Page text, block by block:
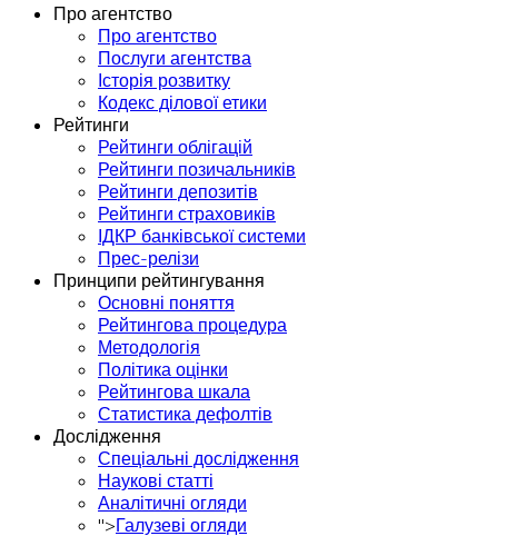
Про агентство
Про агентство
Послуги агентства
Історія розвитку
Кодекс ділової етики
Рейтинги
Рейтинги облігацій
Рейтинги позичальників
Рейтинги депозитів
Рейтинги страховиків
ІДКР банківської системи
Прес-релізи
Принципи рейтингування
Основні поняття
Рейтингова процедура
Методологія
Політика оцінки
Рейтингова шкала
Статистика дефолтів
Дослідження
Спеціальні дослідження
Наукові статті
Аналітичні огляди
">Галузеві огляди